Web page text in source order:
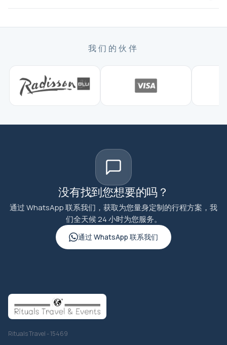
我们的伙伴
没有找到您想要的吗？
通过 WhatsApp 联系我们，获取为您量身定制的行程方案，我
们全天候 24 小时为您服务。
通过 WhatsApp 联系我们
Rituals Travel - 15469